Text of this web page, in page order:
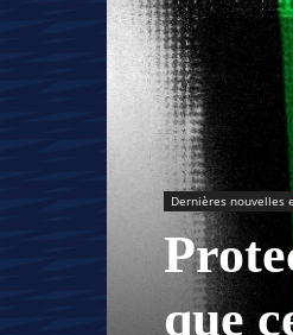
Dernières nouvelles
que